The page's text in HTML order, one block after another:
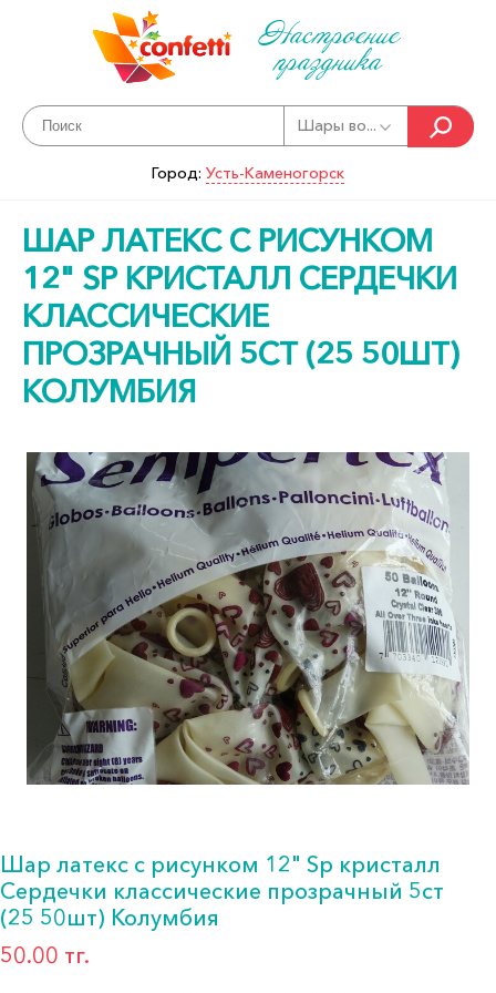
Настроение
праздника
Шары во...
Город: Усть-Каменогорск
ШАР ЛАТЕКС С РИСУНКОМ
12" SP КРИСТАЛЛ СЕРДЕЧКИ
КЛАССИЧЕСКИЕ
ПРОЗРАЧНЫЙ 5СТ (25 50ШТ)
КОЛУМБИЯ
Шар латекс с рисунком 12" Sp кристалл
Сердечки классические прозрачный 5ст
(25 50шт) Колумбия
50.00 тг.